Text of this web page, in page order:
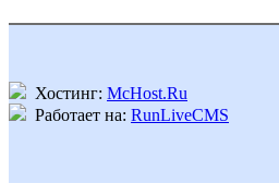
Хостинг: McHost.Ru
Работает на: RunLiveCMS